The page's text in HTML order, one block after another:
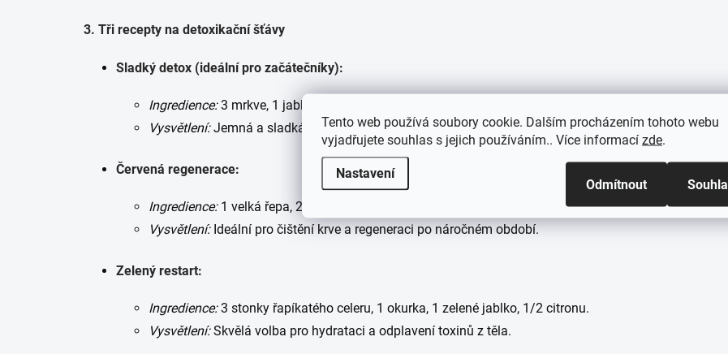
Tento web používá soubory cookie. Dalším procházením tohoto webu
vyjadřujete souhlas s jejich používáním.. Více informací zde.
Nastavení
Odmítnout
3. Tři recepty na detoxikační šťávy
Sladký detox (ideální pro začátečníky):
Ingredience:3 mrkve, 1 jablko, 1/2 citronu, 1 cm zázvoru.
Vysvětlení:Jemná a sladká šťáva plná vitamínu C a antioxidantů, skvělá pro ranní start.
Červená regenerace:
Ingredience:1 velká řepa, 2 mrkve, 1 okurka, 1 lžíce citronové šťávy.
Vysvětlení:Ideální pro čištění krve a regeneraci po náročném období.
Zelený restart:
Ingredience:3 stonky řapíkatého celeru, 1 okurka, 1 zelené jablko, 1/2 citronu.
Vysvětlení:Skvělá volba pro hydrataci a odplavení toxinů z těla.